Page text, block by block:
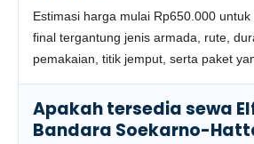
Estimasi harga mulai Rp650.000
final tergantung jenis armada, rute,
pemakaian, titik jemput, serta paket
Apakah tersedia sewa
Bandara Soekarno-